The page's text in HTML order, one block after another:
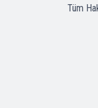
Tüm